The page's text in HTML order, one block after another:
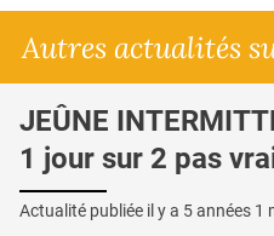
Autres actualités
JEÛNE
1 jour sur 2 pas
Actualité publiée il y a 5 années 1